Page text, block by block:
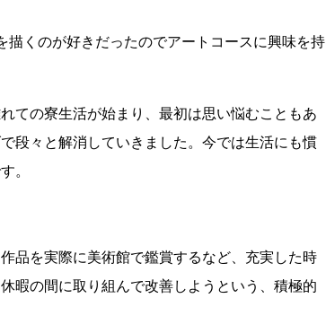
くのが好きだったのでアートコースに興味を持
ての寮生活が始まり、最初は思い悩むこともあ
段々と解消していきました。今では生活にも慣
。
品を実際に美術館で鑑賞するなど、充実した時
暇の間に取り組んで改善しようという、積極的